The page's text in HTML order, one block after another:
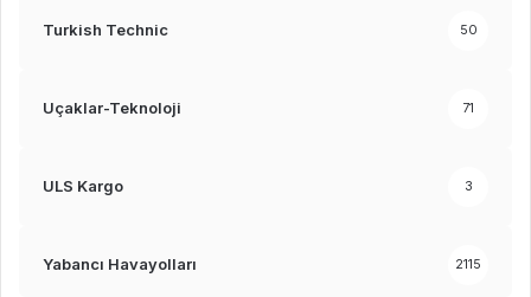
Turkish Technic 50
Uçaklar-Teknoloji 71
ULS Kargo 3
Yabancı Havayolları 2115